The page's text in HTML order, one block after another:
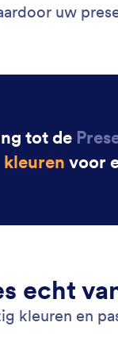
uw
tot de
kleuren voor
echt
kleuren en